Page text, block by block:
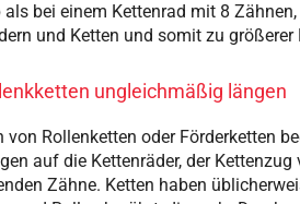
bei einem Kettenrad mit 8
und Ketten und somit zu größerer
ungleichmäßig längen
von Rollenketten oder Förderketten
auf die Kettenräder, der
Zähne. Ketten haben